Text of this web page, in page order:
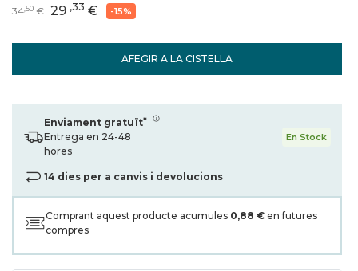
AFEGIR A LA CISTELLA
34,50 € 29 ,33 € -15%
Enviament gratuït*
Entrega en 24-48
hores
En Stock
14 dies per a canvis i devolucions
Comprant aquest producte acumules 0,88 € en futures
compres